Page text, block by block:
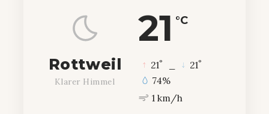
21 °C
Rottweil
Klarer Himmel
21° 21°
74%
1 km/h